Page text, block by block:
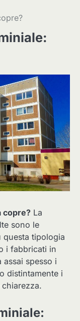
copre? La
sono le
questa tipologia
i fabbricati in
spesso i
distintamente i